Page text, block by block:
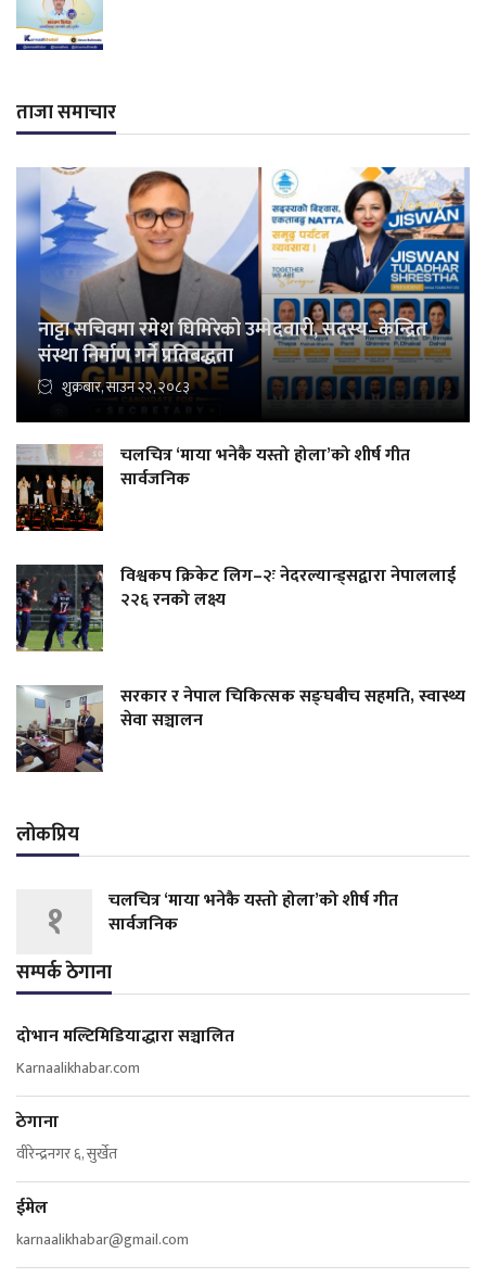
ताजा समाचार
नाट्टा सचिवमा रमेश घिमिरेको उम्मेदवारी, सदस्य–केन्द्रित
संस्था निर्माण गर्ने प्रतिबद्धता
शुक्रबार, साउन २२, २०८३
चलचित्र ‘माया भनेकै यस्तो होला’को शीर्ष गीत
सार्वजनिक
विश्वकप क्रिकेट लिग–२ः नेदरल्यान्ड्सद्वारा नेपाललाई
२२६ रनको लक्ष्य
सरकार र नेपाल चिकित्सक सङ्घबीच सहमति, स्वास्थ्य
सेवा सञ्चालन
लोकप्रिय
१
चलचित्र ‘माया भनेकै यस्तो होला’को शीर्ष गीत
सार्वजनिक
सम्पर्क ठेगाना
दोभान मल्टिमिडियाद्धारा सञ्चालित
Karnaalikhabar.com
ठेगाना
वीरेन्द्रनगर ६, सुर्खेत
ईमेल
karnaalikhabar@gmail.com